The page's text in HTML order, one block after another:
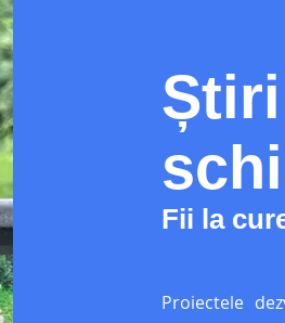
Fii la
Proiectele